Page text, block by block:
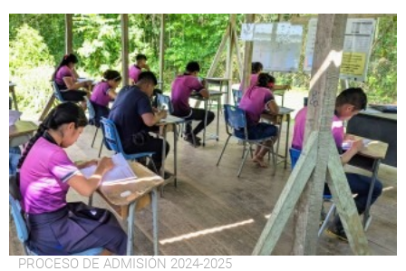
PROCESO DE ADMISIÓN 2024-2025